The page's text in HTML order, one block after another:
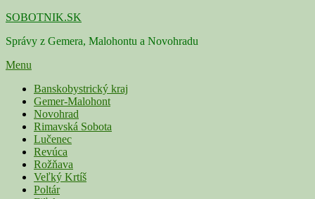
Skip
content
SOBOTNIK.SK
Správy z Gemera, Malohontu a Novohradu
Menu
Primárne
menu
Banskobystrický kraj
Gemer-Malohont
Novohrad
Rimavská Sobota
Lučenec
Revúca
Rožňava
Veľký Krtíš
Poltár